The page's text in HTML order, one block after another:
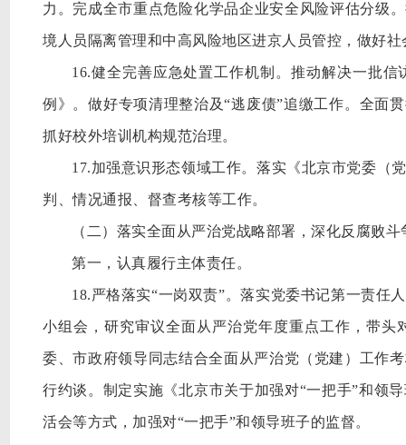
力。完成全市重点危险化学品企业安全风险评估分级
境人员隔离管理和中高风险地区进京人员管控，做好
16.健全完善应急处置工作机制。推动解决一批
例》。做好专项清理整治及“逃废债”追缴工作。全面
抓好校外培训机构规范治理。
17.加强意识形态领域工作。落实《北京市党委（
判、情况通报、督查考核等工作。
（二）落实全面从严治党战略部署，深化反腐败斗
第一，认真履行主体责任。
18.严格落实“一岗双责”。落实党委书记第一责任
小组会，研究审议全面从严治党年度重点工作，带头
委、市政府领导同志结合全面从严治党（党建）工作
行约谈。制定实施《北京市关于加强对“一把手”和领
活会等方式，加强对“一把手”和领导班子的监督。